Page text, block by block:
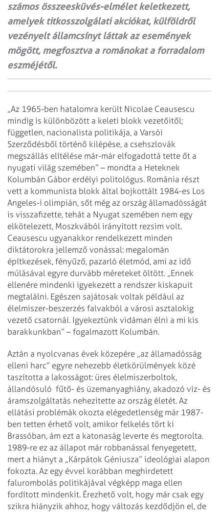
számos összeesküvés-elmélet keletkezett,
amelyek titkosszolgálati akciókat, külföldről
vezényelt államcsínyt láttak az események
mögött, megfosztva a románokat a forradalom
eszméjétől.
„Az 1965-ben hatalomra került Nicolae Ceausescu
mindig is különbözött a keleti blokk vezetőitől;
független, nacionalista politikája, a Varsói
Szerződésből történő kilépése, a csehszlovák
megszállás elítélése már-már elfogadottá tette őt a
nyugati világ szemében” – mondta a Heteknek
Kolumbán Gábor erdélyi politológus. Románia részt
vett a kommunista blokk által bojkottált 1984-es Los
Angeles-i olimpián, sőt még az ország államadósságát
is visszafizette, tehát a Nyugat szemében nem egy
elkötelezett, Moszkvából irányított rezsim volt.
Ceausescu ugyanakkor rendelkezett minden
diktátorokra jellemző vonással: megalomán
építkezések, fényűző, pazarló életmód, ami az idő
múlásával egyre durvább méreteket öltött. „Ennek
ellenére mindenki igyekezett a rendszer kiskapuit
megtalálni. Egészen sajátosak voltak például az
élelmiszer-beszerzés falvakból a városi asztalokig
vezető csatornái. Igyekeztünk vidáman élni a mi kis
barakkunkban” – fogalmazott Kolumbán.
Aztán a nyolcvanas évek közepére „az államadósság
elleni harc” egyre nehezebb életkörülmények közé
taszította a lakosságot: üres élelmiszerboltok,
állandósuló fűtő- és üzemanyaghiány, akadozó víz- és
áramszolgáltatás nehezítette az ország életét. Az
ellátási problémák okozta elégedetlenség már 1987-
ben tetten érhető volt, amikor felkelés tört ki
Brassóban, ám ezt a katonaság leverte és megtorolta.
1989-re ez az állapot már robbanással fenyegetett,
mert a hiányt a „Kárpátok Géniusza” ideológiai alapon
fokozta. Az egy évvel korábban meghirdetett
falurombolás politikájával végképp maga ellen
fordított mindenkit. Érezhető volt, hogy már csak egy
szikra hiányzik ahhoz, hogy változás kezdődjön el, de